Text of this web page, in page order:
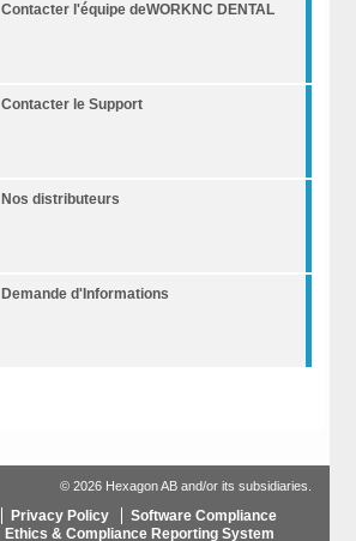
Contacter l'équipe deWORKNC DENTAL
Contacter le Support
Nos distributeurs
Demande d'Informations
© 2026 Hexagon AB and/or its subsidiaries.
Privacy Policy
Software Compliance
Ethics & Compliance Reporting System